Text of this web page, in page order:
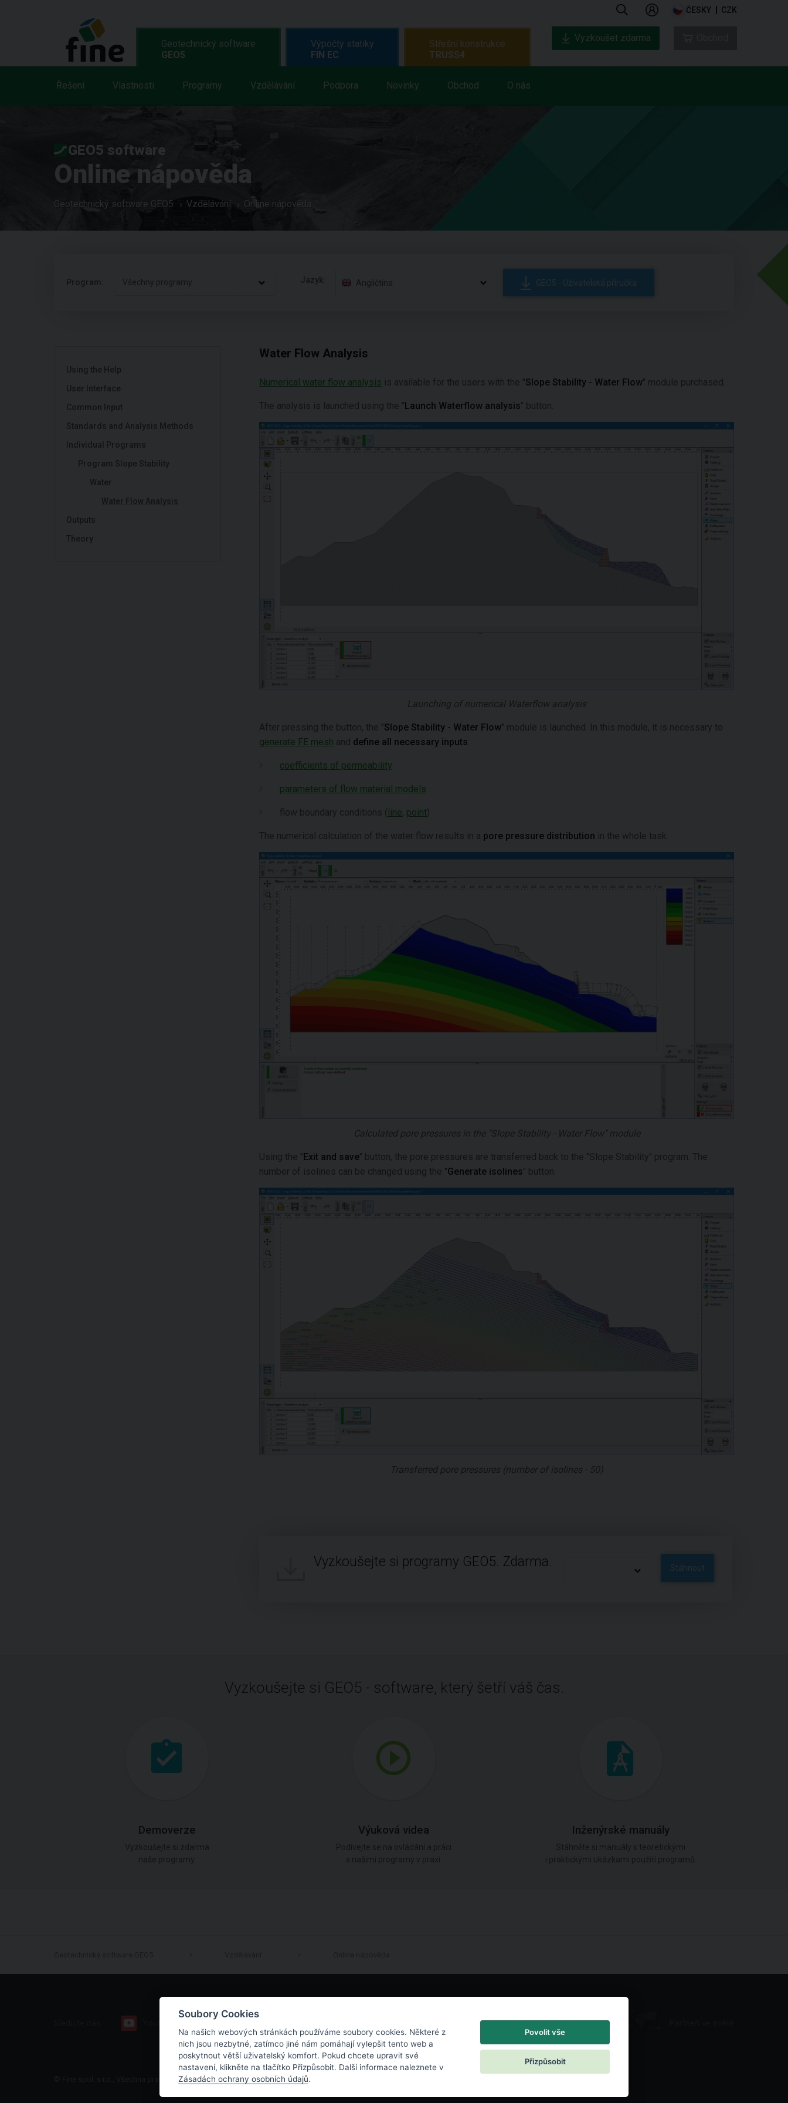
ČESKY CZK
Geotechnický software
GEO5
Řešení Vlastnosti Programy Vzdělávání Podpora Novinky Obchod O nás
Výpočty statiky
FIN EC
Střešní konstrukce
TRUSS4
Vyzkoušet zdarma
GEO5 software
Online nápověda
Geotechnický software GEO5 Vzdělávání Online nápověda
Program: Všechny programy Jazyk: Angličtina GEO5 - Uživatelská příručka
Using the Help
User Interface
Common Input
Standards and Analysis Methods
Individual Programs
Program Slope Stability
Water
Water Flow Analysis
Outputs
Theory
Water Flow Analysis
Numerical water flow analysis is available for the users with the "Slope Stability - Water Flow" module purchased.
The analysis is launched using the "Launch Waterflow analysis" button.
Launching of numerical Waterflow analysis
After pressing the button, the "Slope Stability - Water Flow" module is launched. In this module, it is necessary to
generate FE mesh and define all necessary inputs
coefficients of permeability
parameters of flow material models
flow boundary conditions ( line, point)
The numerical calculation of the water flow results in a pore pressure distribution in the whole task.
Calculated pore pressures in the "Slope Stability - Water Flow" module
Using the " Exit and save" button, the pore pressures are transferred back to the "Slope Stability" program. The
number of isolines can be changed using the "Generate isolines" button.
Transferred pore pressures (number of isolines - 50)
Vyzkoušejte si programy GEO5. Zdarma. Stáhnout
Vyzkoušejte si GEO5 - software, který šetří váš čas.
Demoverze Výuková videa Inženýrské manuály
© Fine spol. s r.o., Všechna práva vyhrazena |Mapa stránek|Ochrana osobních údajů
Soubory Cookies
Na našich webových stránkách používáme soubory cookies. Některé z
nich jsou nezbytné, zatímco jiné nám pomáhají vylepšit tento web a
poskytnout větší uživatelský komfort. Pokud chcete upravit své
nastavení, klikněte na tlačítko Přizpůsobit. Další informace naleznete v
Zásadách ochrany osobních údajů.
Povolit vše
Přizpůsobit